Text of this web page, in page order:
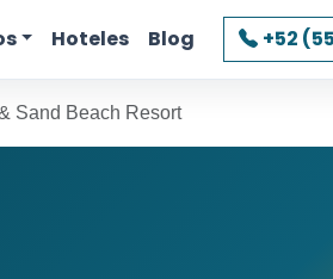
Hoteles Blog +52
Sand Beach Resort